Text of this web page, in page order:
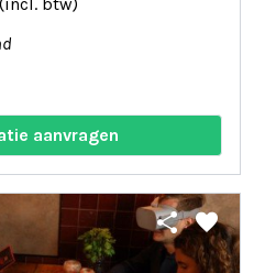
aanvragen
share favorite